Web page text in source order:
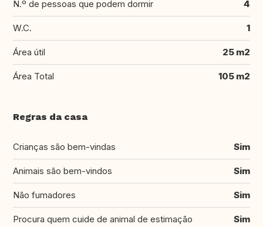
N.º de pessoas que podem dormir 4
W.C. 1
Área útil 25 m2
Área Total 105 m2
Regras da casa
Crianças são bem-vindas Sim
Animais são bem-vindos Sim
Não fumadores Sim
Procura quem cuide de animal de estimação Sim